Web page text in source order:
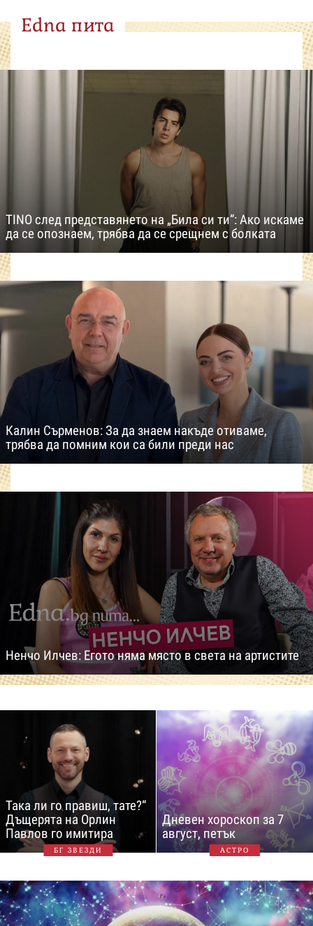
Edna пита
TINO след представянето на „Била си ти“: Ако искаме
да се опознаем, трябва да се срещнем с болката
Калин Сърменов: За да знаем накъде отиваме,
трябва да помним кои са били преди нас
Ненчо Илчев: Егото няма място в света на артистите
Така ли го правиш, тате?“
Дъщерята на Орлин
Павлов го имитира
БГ ЗВЕЗДИ
Дневен хороскоп за 7
август, петък
АСТРО